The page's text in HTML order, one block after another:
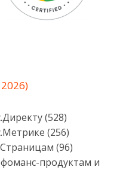
(528)
(256)
(96)
продуктам и